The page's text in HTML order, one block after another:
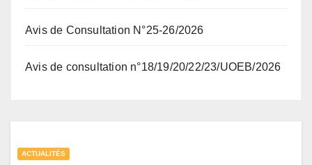
Avis de Consultation N°25-26/2026
Avis de consultation n°18/19/20/22/23/UOEB/2026
ACTUALITÉS